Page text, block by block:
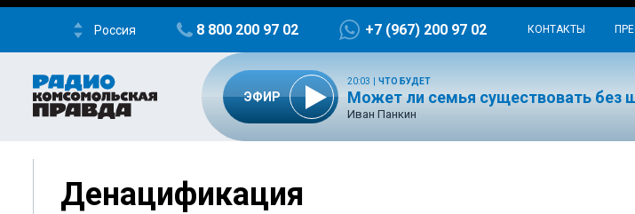
Россия 8 800 200 97 02 +7 (967) 200 97 02 КОНТАКТЫ
ЭФИР
20:03 ЧТО БУДЕТ
Может ли семья существовать без
Иван Панкин
Денацификация